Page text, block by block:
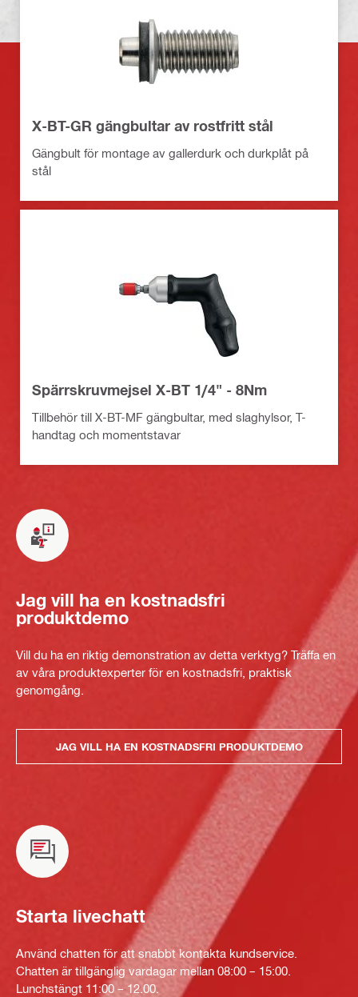
X-BT-GR gängbultar av rostfritt stål
Gängbult för montage av gallerdurk och durkplåt på
stål
Spärrskruvmejsel X-BT 1/4" - 8Nm
Tillbehör till X-BT-MF gängbultar, med slaghylsor, T-
handtag och momentstavar
Jag vill ha en kostnadsfri
produktdemo
Vill du ha en riktig demonstration av detta verktyg? Träffa en
av våra produktexperter för en kostnadsfri, praktisk
genomgång.
JAG VILL HA EN KOSTNADSFRI PRODUKTDEMO
Starta livechatt
Använd chatten för att snabbt kontakta kundservice.
Chatten är tillgänglig vardagar mellan 08:00 – 15:00.
Lunchstängt 11:00 – 12.00.